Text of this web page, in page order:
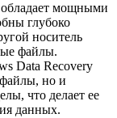
мощными
глубоко
носитель
файлы.
Data Recovery
но и
что делает ее
данных.